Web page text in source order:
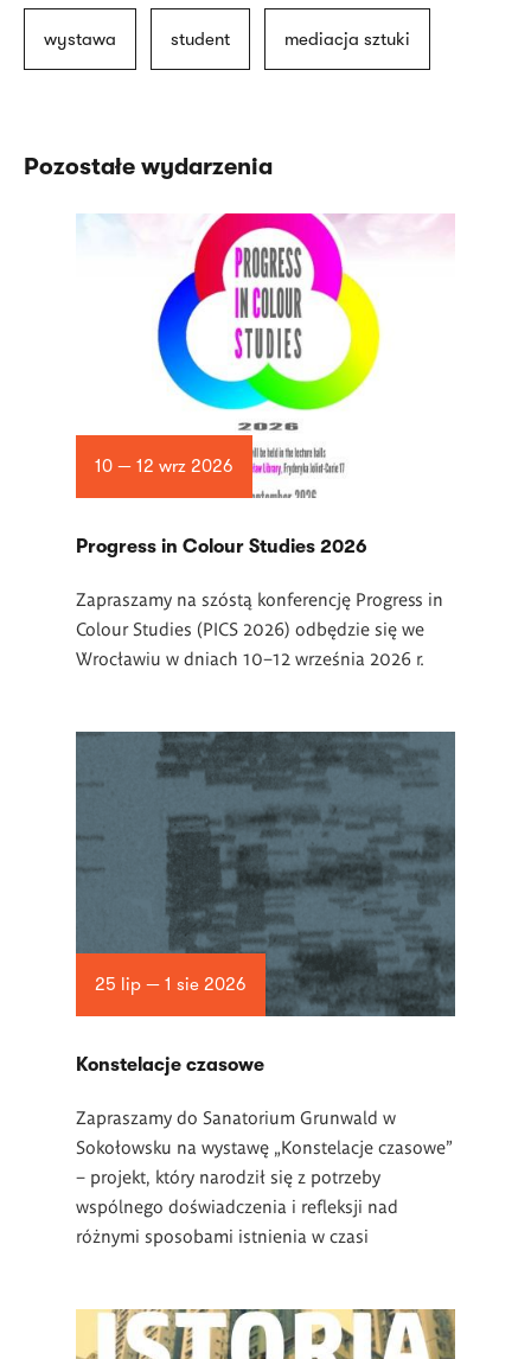
wystawa student mediacja sztuki
Pozostałe wydarzenia
10 — 12 wrz 2026
Progress in Colour Studies 2026
Zapraszamy na szóstą konferencję Progress in
Colour Studies (PICS 2026) odbędzie się we
Wrocławiu w dniach 10–12 września 2026 r.
25 lip — 1 sie 2026
Konstelacje czasowe
Zapraszamy do Sanatorium Grunwald w
Sokołowsku na wystawę „Konstelacje czasowe”
– projekt, który narodził się z potrzeby
wspólnego doświadczenia i refleksji nad
różnymi sposobami istnienia w czasi